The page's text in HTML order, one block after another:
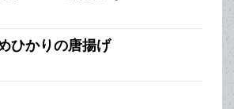
ひかりの唐揚げ